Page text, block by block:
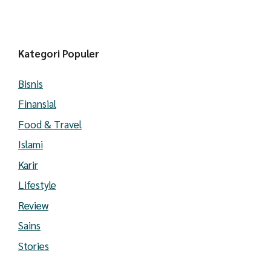
Kategori Populer
Bisnis
Finansial
Food & Travel
Islami
Karir
Lifestyle
Review
Sains
Stories